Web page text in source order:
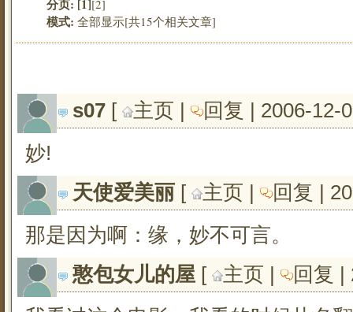
分页: [1][2]
模式: 全部显示[共15个相关文章]
s07 [ 主页 | 回复 | 2006-12-
妙!
天使爱美丽 [ 主页 | 回复 |
那是因为啊：缘，妙不可言。
憨包女儿的屋 [ 主页 | 回复 |